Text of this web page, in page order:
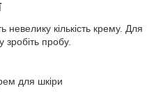
невелику кількість крему. Для
зробіть пробу.
для шкіри